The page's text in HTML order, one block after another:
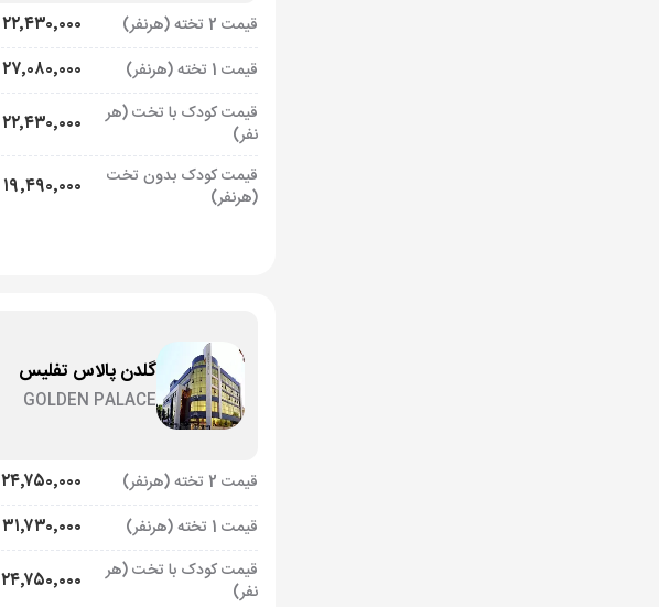
قیمت 2 تخته (هرنفر) ۲۲٬۴۳۰٬۰۰۰ تومان
قیمت 1 تخته (هرنفر) ۲۷٬۰۸۰٬۰۰۰ تومان
قیمت کودک با تخت (هر
نفر)
۲۲٬۴۳۰٬۰۰۰ تومان
قیمت کودک بدون تخت
(هرنفر)
۱۹٬۴۹۰٬۰۰۰ تومان
گلدن پالاس تفلیس
GOLDEN PALACE
قیمت 2 تخته (هرنفر) ۲۴٬۷۵۰٬۰۰۰ تومان
قیمت 1 تخته (هرنفر) ۳۱٬۷۳۰٬۰۰۰ تومان
قیمت کودک با تخت (هر
نفر)
۲۴٬۷۵۰٬۰۰۰ تومان